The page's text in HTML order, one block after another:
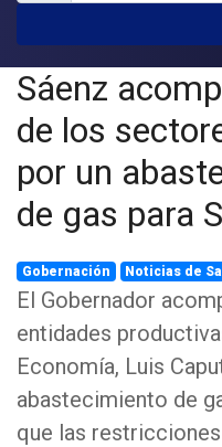
Sáenz
de los
por un
de gas para
Gobernación Noticias de
El Gobernador
entidades
Economía, Luis
abastecimiento de
que las